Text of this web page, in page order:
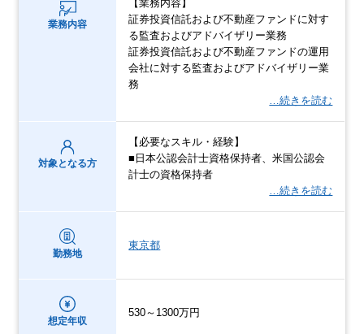
業務内容
【業務内容】
証券投資信託および不動産ファンドに対す
る監査およびアドバイザリー業務
証券投資信託および不動産ファンドの運用
会社に対する監査およびアドバイザリー業
務
…続きを読む
対象となる方
【必要なスキル・経験】
■日本公認会計士資格保持者、米国公認会
計士の資格保持者
…続きを読む
勤務地
東京都
想定年収
530～1300万円